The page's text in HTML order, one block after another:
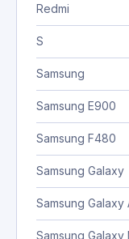
Redmi
S
Samsung
Samsung E900
Samsung F480
Samsung Galaxy
Samsung Galaxy
Samsung Galaxy